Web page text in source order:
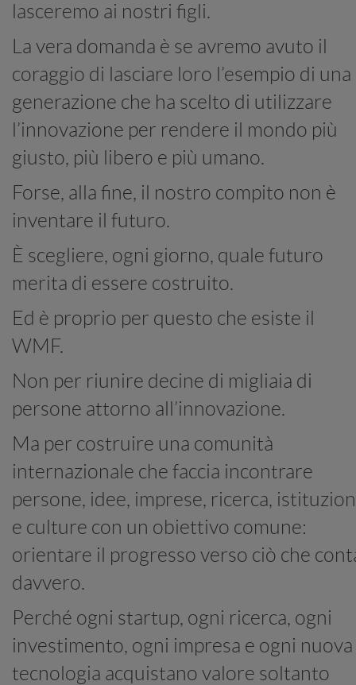
lasceremo ai nostri figli.
La vera domanda è se avremo avuto il
coraggio di lasciare loro l’esempio di una
generazione che ha scelto di utilizzare
l’innovazione per rendere il mondo più
giusto, più libero e più umano.
Forse, alla fine, il nostro compito non è
inventare il futuro.
È scegliere, ogni giorno, quale futuro
merita di essere costruito.
Ed è proprio per questo che esiste il
WMF.
Non per riunire decine di migliaia di
persone attorno all’innovazione.
Ma per costruire una comunità
internazionale che faccia incontrare
persone, idee, imprese, ricerca,
e culture con un obiettivo comune:
orientare il progresso verso ciò che
davvero.
Perché ogni startup, ogni ricerca, ogni
investimento, ogni impresa e ogni nuova
tecnologia acquistano valore soltanto